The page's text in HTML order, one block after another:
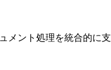
メント処理を統合的に支